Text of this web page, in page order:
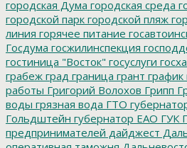
городская Дума городская среда
городской парк городской пляж
линия горячее питание
Госдума госжилинспекция
гостиница "Восток" госуслуги
грабеж град граница грант
работы Григорий Волохов Грипп
воды грязная вода ГТО
Гольдштейн губернатор ЕАО ГУК
предпринимателей дайджест